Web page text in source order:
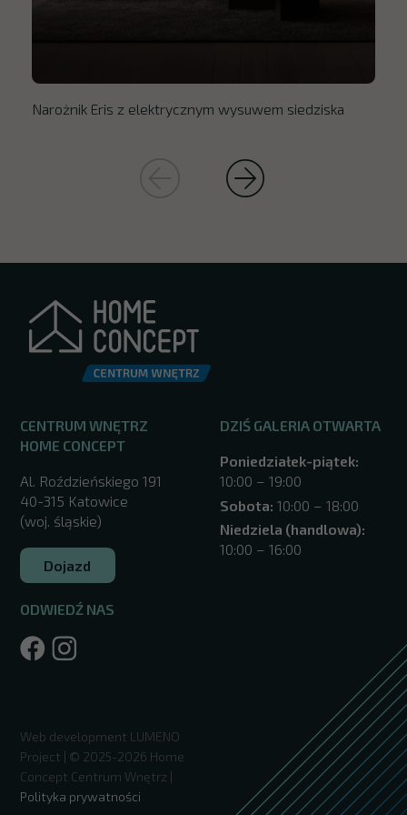
Narożnik Eris z elektrycznym wysuwem siedziska
CENTRUM WNĘTRZ
HOME CONCEPT
Al. Roździeńskiego 191
40-315 Katowice
(woj. śląskie)
Dojazd
ODWIEDŹ NAS
DZIŚ GALERIA OTWARTA
Poniedziałek-piątek:
10:00 – 19:00
Sobota: 10:00 – 18:00
Niedziela (handlowa):
10:00 – 16:00
Web development LUMENO
Project | © 2025-2026 Home
Concept Centrum Wnętrz |
Polityka prywatności